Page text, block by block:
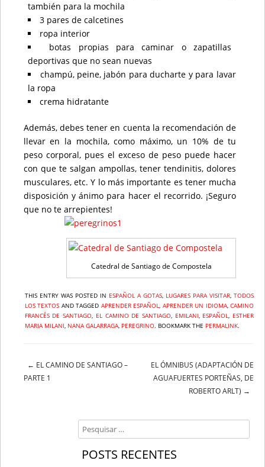
también para la mochila
3 pares de calcetines
ropa interior
botas propias para caminar o zapatillas
deportivas que no sean nuevas
champú, peine, jabón para ducharte y para lavar
la ropa
crema hidratante
Además, debes tener en cuenta la recomendación de
llevar en la mochila, como máximo, un 10% de tu
peso corporal, pues el exceso de peso puede hacer
con que te salgan ampollas, tener tendinitis, dolores
musculares, etc. Y lo más importante es tener mucha
disposición y ánimo para hacer el recorrido. ¡Seguro
que no te arrepientes!
Catedral de Santiago de Compostela
THIS ENTRY WAS POSTED IN ESPAÑOL A GOTAS‏, LUGARES PARA VISITAR,TODOS
LOS TEXTOS AND TAGGED APRENDER ESPAÑOL, APRENDER UN IDIOMA,CAMINO
FRANCÉS DE SANTIAGO, EL CAMINO DE SANTIAGO, EMILANI, ESPAÑOL, ESTHER
MARIA MILANI, NANA GALARRAGA, PEREGRINO. BOOKMARK THE PERMALINK.
Post navigation
← EL CAMINO DE SANTIAGO –
PARTE 1
EL ÓMNIBUS (ADAPTACIÓN DE
AGUAFUERTES PORTEÑAS, DE
ROBERTO ARLT) →
Search
POSTS RECENTES